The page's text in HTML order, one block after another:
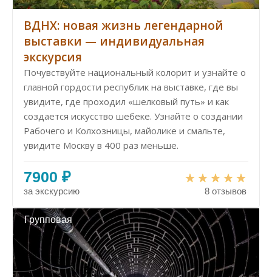
ВДНХ: новая жизнь легендарной
выставки — индивидуальная
экскурсия
Почувствуйте национальный колорит и узнайте о
главной гордости республик на выставке, где вы
увидите, где проходил «шелковый путь» и как
создается искусство шебеке. Узнайте о создании
Рабочего и Колхозницы, майолике и смальте,
увидите Москву в 400 раз меньше.
7900 ₽
за экскурсию 8 отзывов
Групповая